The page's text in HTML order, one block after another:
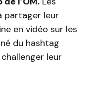
partager leur
en vidéo sur les
du hashtag
leur